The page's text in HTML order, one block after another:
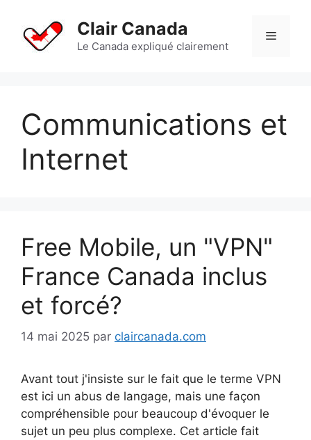
contenu
Clair Canada
Le Canada expliqué clairement
Menu
Communications et
Internet
Free Mobile, un "VPN"
France Canada inclus
et forcé?
14 mai 2025 par claircanada.com
Avant tout j'insiste sur le fait que le terme VPN
est ici un abus de langage, mais une façon
compréhensible pour beaucoup d'évoquer le
sujet un peu plus complexe. Cet article fait